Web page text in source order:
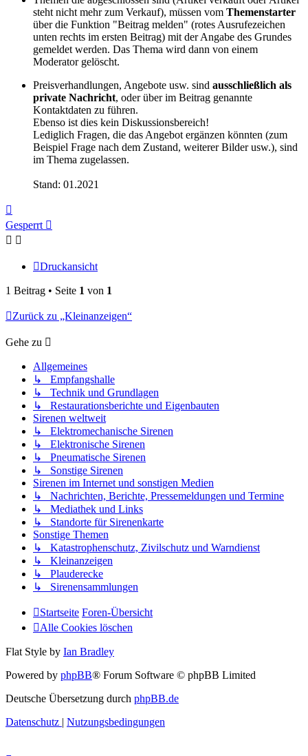
steht nicht mehr zum Verkauf), müssen vom Themenstarter
über die Funktion "Beitrag melden" (rotes Ausrufezeichen
unten rechts im ersten Beitrag) mit der Angabe des Grundes
gemeldet werden. Das Thema wird dann von einem
Moderator gelöscht.
Preisverhandlungen, Angebote usw. sind ausschließlich als
private Nachricht, oder über im Beitrag genannte
Kontaktdaten zu führen.
Ebenso ist dies kein Diskussionsbereich!
Lediglich Fragen, die das Angebot ergänzen könnten (zum
Beispiel Frage nach dem Zustand, weiterer Bilder usw.), sind
im Thema zugelassen.
Stand: 01.2021
oben
Gesperrt
Druckansicht
1 Beitrag • Seite 1 von 1
Zurück zu „Kleinanzeigen“
Gehe zu
Allgemeines
↳ Empfangshalle
↳ Technik und Grundlagen
↳ Restaurationsberichte und Eigenbauten
Sirenen weltweit
↳ Elektromechanische Sirenen
↳ Elektronische Sirenen
↳ Pneumatische Sirenen
↳ Sonstige Sirenen
Sirenen im Internet und sonstigen Medien
↳ Nachrichten, Berichte, Pressemeldungen und Termine
↳ Mediathek und Links
↳ Standorte für Sirenenkarte
Sonstige Themen
↳ Katastrophenschutz, Zivilschutz und Warndienst
↳ Kleinanzeigen
↳ Plauderecke
↳ Sirenensammlungen
Startseite Foren-Übersicht
Alle Cookies löschen
Flat Style by Ian Bradley
Powered by phpBB® Forum Software © phpBB Limited
Deutsche Übersetzung durch phpBB.de
Datenschutz | Nutzungsbedingungen